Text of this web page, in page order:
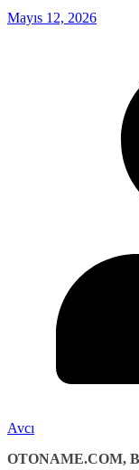
Mayıs 12, 2026
Avcı
OTONAME.COM,